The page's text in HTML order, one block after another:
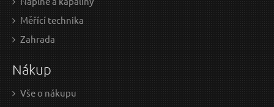
22.88 EUR bez DPH
Skladem
Měřící technika
Zahrada
Nákup
Vše o nákupu